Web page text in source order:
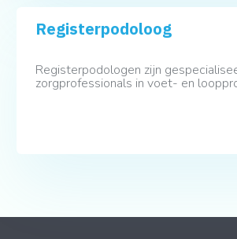
Registerpodoloog
Registerpodologen zijn
zorgprofessionals in voet- en